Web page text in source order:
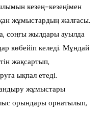
кезең-кезеңімен
жұмыстардың жалғасы.
соңғы жылдары ауылда
көбейіп келеді. Мұндай
жақсартып,
ықпал етеді.
жұмыстары
орындары орнатылып,